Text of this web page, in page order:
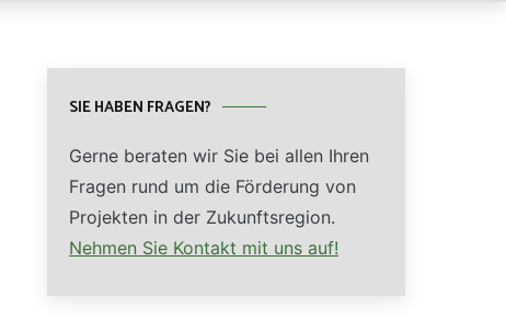
SIE HABEN FRAGEN?
Gerne beraten wir Sie bei allen Ihren
Fragen rund um die Förderung von
Projekten in der Zukunftsregion.
Nehmen Sie Kontakt mit uns auf!